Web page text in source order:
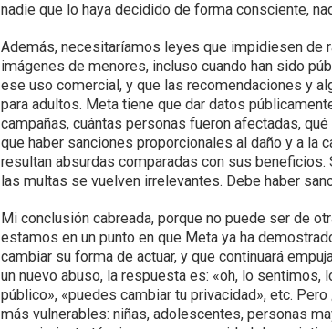
nadie que lo haya decidido de forma consciente,
Además, necesitaríamos leyes que impidiesen
imágenes de menores, incluso cuando han sido
ese uso comercial, y que las recomendaciones y
para adultos. Meta tiene que dar datos
campañas, cuántas personas fueron afectadas,
que haber sanciones proporcionales al daño y a la
resultan absurdas comparadas con sus
las multas se vuelven irrelevantes. Debe haber
Mi conclusión cabreada, porque no puede ser de
estamos en un punto en que Meta ya ha
cambiar su forma de actuar, y que continuará
un nuevo abuso, la respuesta es: «oh, lo
público», «puedes cambiar tu privacidad», etc.
más vulnerables: niñas, adolescentes, personas